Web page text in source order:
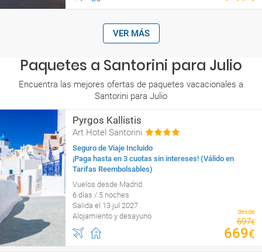
VER MÁS
Paquetes a Santorini para Julio
Encuentra las mejores ofertas de paquetes vacacionales a
Santorini para Julio
Pyrgos Kallistis
Art Hotel Santorini
Seguro de Viaje Incluido
¡Paga hasta en 3 cuotas sin intereses! (Válido en
Tarifas Reembolsables)
Vuelos desde Madrid
6 días / 5 noches
Salida el 13 jul 2027
Alojamiento y desayuno
desde
697€
669€